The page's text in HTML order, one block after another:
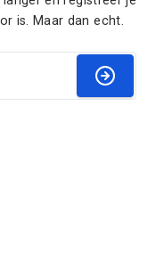
is. Maar dan echt.